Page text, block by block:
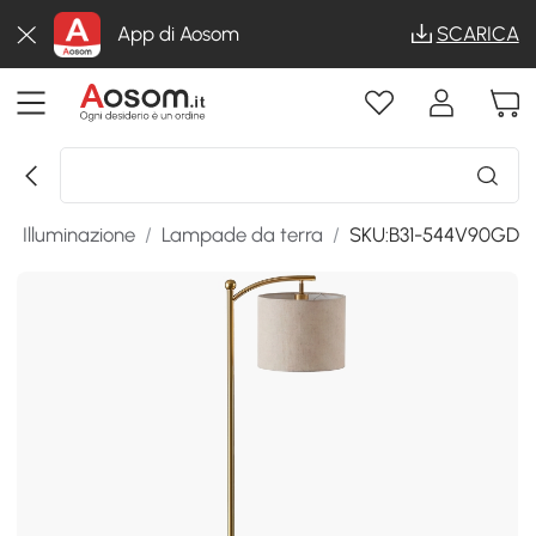
App di Aosom SCARICA
Illuminazione / Lampade da terra / SKU:B31-544V90GD